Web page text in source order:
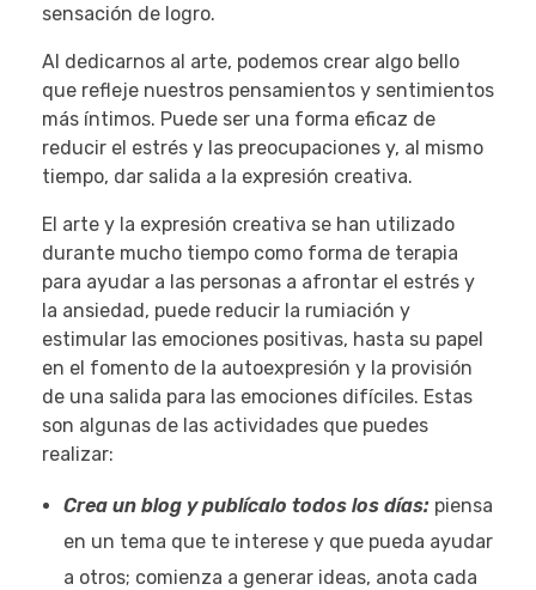
sensación de logro.
Al dedicarnos al arte, podemos crear algo bello
que refleje nuestros pensamientos y sentimientos
más íntimos. Puede ser una forma eficaz de
reducir el estrés y las preocupaciones y, al mismo
tiempo, dar salida a la expresión creativa.
El arte y la expresión creativa se han utilizado
durante mucho tiempo como forma de terapia
para ayudar a las personas a afrontar el estrés y
la ansiedad, puede reducir la rumiación y
estimular las emociones positivas, hasta su papel
en el fomento de la autoexpresión y la provisión
de una salida para las emociones difíciles. Estas
son algunas de las actividades que puedes
realizar:
Crea un blog y publícalo todos los días: piensa
en un tema que te interese y que pueda ayudar
a otros; comienza a generar ideas, anota cada